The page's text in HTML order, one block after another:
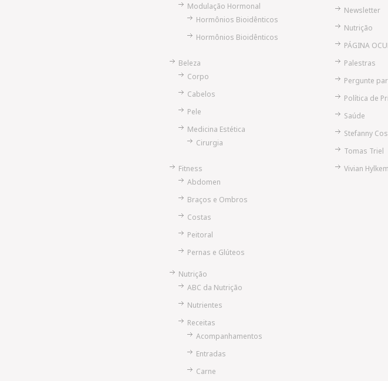
Modulação Hormonal
Hormônios Bioidênticos
Hormônios Bioidênticos
Beleza
Corpo
Cabelos
Pele
Medicina Estética
Cirurgia
Fitness
Abdomen
Braços e Ombros
Costas
Peitoral
Pernas e Glúteos
Nutrição
ABC da Nutrição
Nutrientes
Receitas
Acompanhamentos
Entradas
Carne
Newsletter
Nutrição
PÁGINA
Palestras
Pergunte
Política de
Saúde
Stefanny
Tomas Triel
Vivian